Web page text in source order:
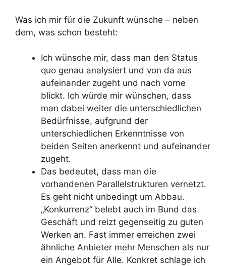
Was ich mir für die Zukunft wünsche – neben
dem, was schon besteht:
Ich wünsche mir, dass man den Status
quo genau analysiert und von da aus
aufeinander zugeht und nach vorne
blickt. Ich würde mir wünschen, dass
man dabei weiter die unterschiedlichen
Bedürfnisse, aufgrund der
unterschiedlichen Erkenntnisse von
beiden Seiten anerkennt und aufeinander
zugeht.
Das bedeutet, dass man die
vorhandenen Parallelstrukturen vernetzt.
Es geht nicht unbedingt um Abbau.
„Konkurrenz“ belebt auch im Bund das
Geschäft und reizt gegenseitig zu guten
Werken an. Fast immer erreichen zwei
ähnliche Anbieter mehr Menschen als nur
ein Angebot für Alle. Konkret schlage ich